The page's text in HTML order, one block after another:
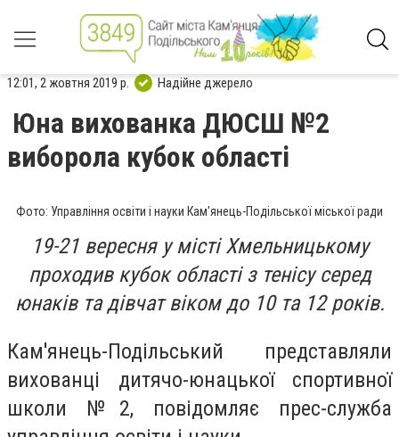
12:01, 2 жовтня 2019 р. Надійне джерело
Юна вихованка ДЮСШ №2
виборола кубок області
Фото: Управління освіти і науки Кам'янець-Подільської міської ради
19-21 вересня у місті Хмельницькому
проходив кубок області з тенісу серед
юнаків та дівчат віком до 10 та 12 років.
Кам'янець-Подільський представляли
вихованці дитячо-юнацької спортивної
школи №2, повідомляє прес-служба